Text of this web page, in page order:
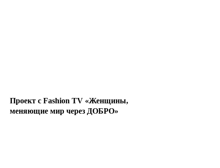
Проект с Fashion TV «Женщины,
меняющие мир через ДОБРО»